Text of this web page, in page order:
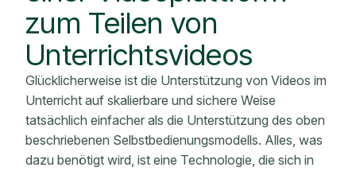
zum Teilen von
Unterrichtsvideos
Glücklicherweise ist die Unterstützung von Videos im
Unterricht auf skalierbare und sichere Weise
tatsächlich einfacher als die Unterstützung des oben
beschriebenen Selbstbedienungsmodells. Alles, was
dazu benötigt wird, ist eine Technologie, die sich in